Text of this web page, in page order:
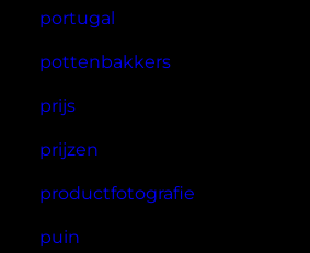
portugal
pottenbakkers
prijs
prijzen
productfotografie
puin